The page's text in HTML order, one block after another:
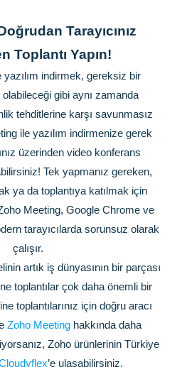
Tarayıcınız
Toplantı Yapın!
yazılım indirmek, gereksiz bir
gibi aynı zamanda
tehditlerine karşı savunmasız
ile yazılım indirmenize gerek
üzerinden video konferans
Tek yapmanız gereken,
ya da toplantıya katılmak için
Meeting, Google Chrome ve
tarayıcılarda sorunsuz olarak
çalışır.
artık iş dünyasının bir parçası
toplantılar çok daha önemli bir
toplantılarınız için doğru aracı
Zoho Meeting hakkında daha
Zoho ürünlerinin Türkiye
’e ulaşabilirsiniz.